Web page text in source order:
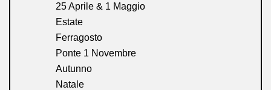
25 Aprile & 1 Maggio
Estate
Ferragosto
Ponte 1 Novembre
Autunno
Natale